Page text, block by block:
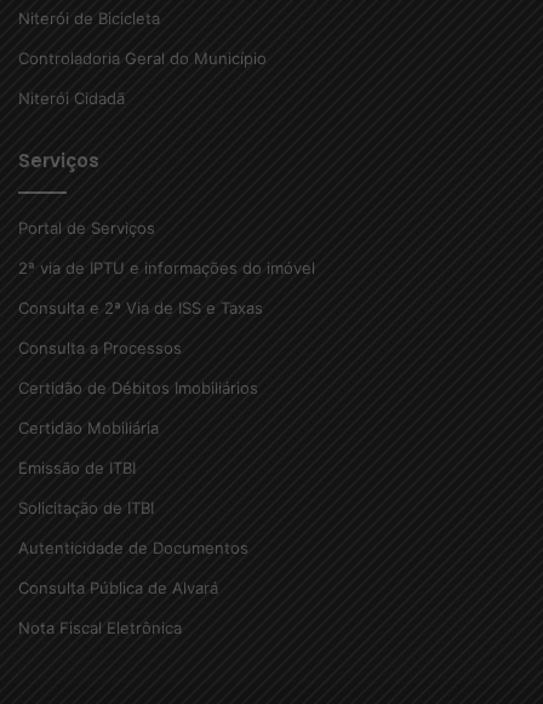
Niterói de Bicicleta
Controladoria Geral do Município
Niterói Cidadã
Serviços
Portal de Serviços
2ª via de IPTU e informações do imóvel
Consulta e 2ª Via de ISS e Taxas
Consulta a Processos
Certidão de Débitos Imobiliários
Certidão Mobiliária
Emissão de ITBI
Solicitação de ITBI
Autenticidade de Documentos
Consulta Pública de Alvará
Nota Fiscal Eletrônica